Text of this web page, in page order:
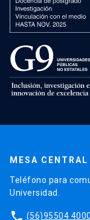
MESA CENTRAL
Teléfono para
Universidad.
phone (56)95504 4000